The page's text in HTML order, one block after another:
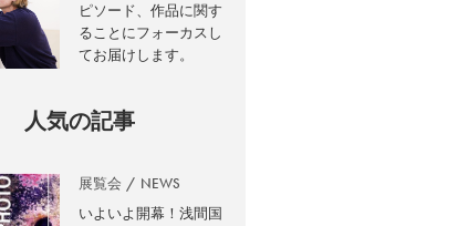
ピソード、作品に関す
ることにフォーカスし
てお届けします。
人気の記事
展覧会 NEWS
いよいよ開幕！浅間国